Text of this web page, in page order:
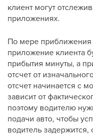
клиент могут
приложениях.
По мере приближения
приложение клиента
прибытия минуты, а
отсчет от
отсчет начинается с
зависит от
поэтому водителю
подачи авто, чтобы
водитель задержится,